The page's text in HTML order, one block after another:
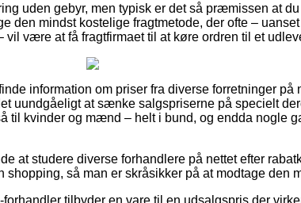
uden gebyr, men typisk er det så præmissen at
den mindst kostelige fragtmetode, der ofte –
være at få fragtfirmaet til at køre ordren til et
information om priser fra diverse forretninger på
uundgåeligt at sænke salgspriserne på specielt
til kvinder og mænd – helt i bund, og endda nogle
at studere diverse forhandlere på nettet efter
så man er skråsikker på at modtage den
tilbyder en vare til en udsalgspris der